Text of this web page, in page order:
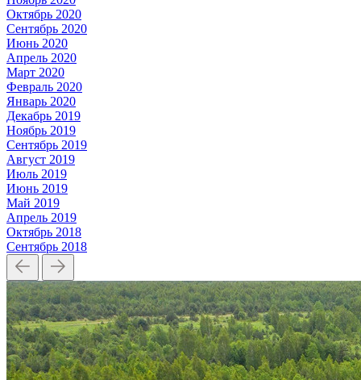
Октябрь 2020
Сентябрь 2020
Июнь 2020
Апрель 2020
Март 2020
Февраль 2020
Январь 2020
Декабрь 2019
Ноябрь 2019
Сентябрь 2019
Август 2019
Июль 2019
Июнь 2019
Май 2019
Апрель 2019
Октябрь 2018
Сентябрь 2018